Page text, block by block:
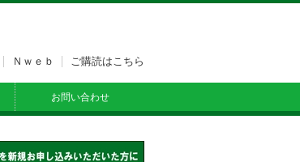
お問い合わせ
Ｎｗｅｂ ご購読はこちら